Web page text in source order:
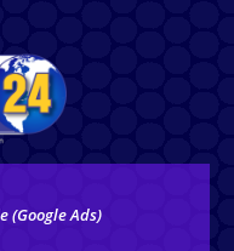
(Google Ads)